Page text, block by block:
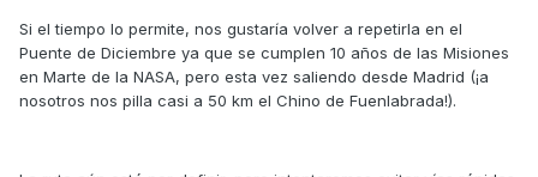
Si el tiempo lo permite, nos gustaría volver a repetirla en el
Puente de Diciembre ya que se cumplen 10 años de las Misiones
en Marte de la NASA, pero esta vez saliendo desde Madrid (¡a
nosotros nos pilla casi a 50 km el Chino de Fuenlabrada!).